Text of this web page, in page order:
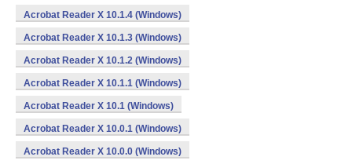
Acrobat Reader X 10.1.4 (Windows)
Acrobat Reader X 10.1.3 (Windows)
Acrobat Reader X 10.1.2 (Windows)
Acrobat Reader X 10.1.1 (Windows)
Acrobat Reader X 10.1 (Windows)
Acrobat Reader X 10.0.1 (Windows)
Acrobat Reader X 10.0.0 (Windows)